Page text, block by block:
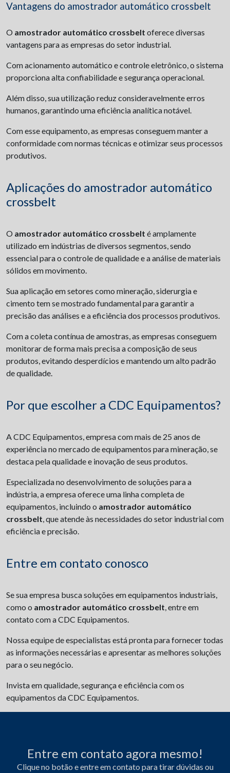
Vantagens do amostrador automático crossbelt
O amostrador automático crossbelt oferece diversas
vantagens para as empresas do setor industrial.
Com acionamento automático e controle eletrônico, o sistema
proporciona alta confiabilidade e segurança operacional.
Além disso, sua utilização reduz consideravelmente erros
humanos, garantindo uma eficiência analítica notável.
Com esse equipamento, as empresas conseguem manter a
conformidade com normas técnicas e otimizar seus processos
produtivos.
Aplicações do amostrador automático
crossbelt
O amostrador automático crossbelt é amplamente
utilizado em indústrias de diversos segmentos, sendo
essencial para o controle de qualidade e a análise de materiais
sólidos em movimento.
Sua aplicação em setores como mineração, siderurgia e
cimento tem se mostrado fundamental para garantir a
precisão das análises e a eficiência dos processos produtivos.
Com a coleta contínua de amostras, as empresas conseguem
monitorar de forma mais precisa a composição de seus
produtos, evitando desperdícios e mantendo um alto padrão
de qualidade.
Por que escolher a CDC Equipamentos?
A CDC Equipamentos, empresa com mais de 25 anos de
experiência no mercado de equipamentos para mineração, se
destaca pela qualidade e inovação de seus produtos.
Especializada no desenvolvimento de soluções para a
indústria, a empresa oferece uma linha completa de
equipamentos, incluindo o amostrador automático
crossbelt, que atende às necessidades do setor industrial com
eficiência e precisão.
Entre em contato conosco
Se sua empresa busca soluções em equipamentos industriais,
como o amostrador automático crossbelt, entre em
contato com a CDC Equipamentos.
Nossa equipe de especialistas está pronta para fornecer todas
as informações necessárias e apresentar as melhores soluções
para o seu negócio.
Invista em qualidade, segurança e eficiência com os
equipamentos da CDC Equipamentos.
Entre em contato agora mesmo!
Clique no botão e entre em contato para tirar dúvidas ou